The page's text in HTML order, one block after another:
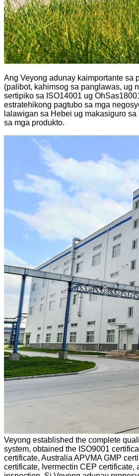
Ang Veyong adunay kaimportante sa
(palibot, kahimsog sa panglawas, ug
sertipiko sa ISO14001 ug
estratehikong pagtubo sa mga
lalawigan sa Hebei ug makasiguro
sa mga produkto.
Veyong established the complete
system, obtained the ISO9001
certificate, Australia APVMA GMP
certificate, Ivermectin CEP certificate,